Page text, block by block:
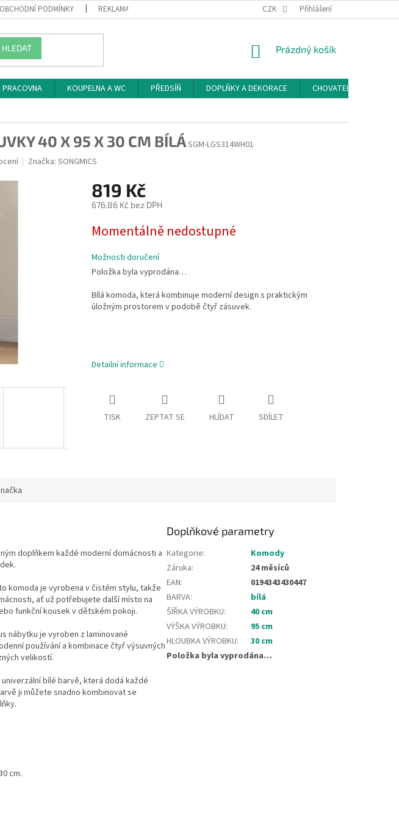
OBCHODNÍ PODMÍNKY REKLAMACE A ODSTOUPENÍ OD SMLOUVY PODMÍNKY OCHRANY OSOBNÍCH ÚDAJŮ
CZK Přihlášení
HLEDAT
NÁKUPNÍ
Prázdný košík
PRACOVNA KOUPELNA A WC PŘEDSÍŇ DOPLŇKY A DEKORACE
CHOVATELSKÉ
40 X 95 X 30 CM BÍLÁSGM-LGS314WH01
Značka:SONGMICS
819 Kč
676,86 Kč bez DPH
cena:
Momentálně nedostupné
Možnosti doručení
Položka byla vyprodána…
Bílá komoda, která kombinuje moderní design s praktickým
úložným prostorem v podobě čtyř zásuvek.
Detailní informace
TISK ZEPTAT SE HLÍDAT SDÍLET
doplňkem každé moderní domácnosti a
komoda je vyrobena v čistém stylu, takže
ať už potřebujete další místo na
funkční kousek v dětském pokoji.
nábytku je vyroben z laminované
používání a kombinace čtyř výsuvných
velikostí.
bílé barvě, která dodá každé
ji můžete snadno kombinovat se
cm.
Doplňkové parametry
Kategorie:
Komody
Záruka:
24 měsíců
EAN:
0194343430447
BARVA:
bílá
ŠÍŘKA VÝROBKU:
40 cm
VÝŠKA VÝROBKU:
95 cm
HLOUBKA VÝROBKU:
30 cm
Položka byla vyprodána…